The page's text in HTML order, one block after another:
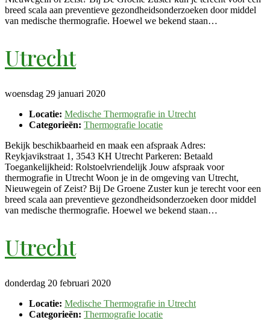
breed scala aan preventieve gezondheidsonderzoeken door middel
van medische thermografie. Hoewel we bekend staan…
Utrecht
woensdag 29 januari 2020
Locatie: Medische Thermografie in Utrecht
Categorieën: Thermografie locatie
Bekijk beschikbaarheid en maak een afspraak Adres:
Reykjavikstraat 1, 3543 KH Utrecht Parkeren: Betaald
Toegankelijkheid: Rolstoelvriendelijk Jouw afspraak voor
thermografie in Utrecht Woon je in de omgeving van Utrecht,
Nieuwegein of Zeist? Bij De Groene Zuster kun je terecht voor een
breed scala aan preventieve gezondheidsonderzoeken door middel
van medische thermografie. Hoewel we bekend staan…
Utrecht
donderdag 20 februari 2020
Locatie: Medische Thermografie in Utrecht
Categorieën: Thermografie locatie